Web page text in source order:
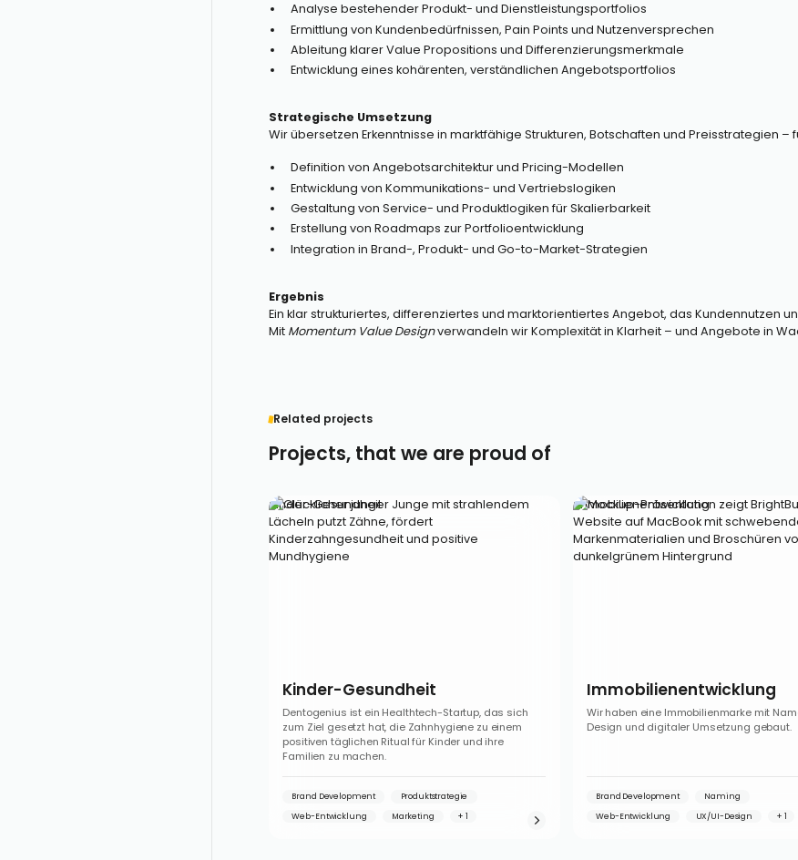
Analyse bestehender Produkt- und Dienstleistungsportfolios
Ermittlung von Kundenbedürfnissen, Pain Points und Nutzenversprechen
Ableitung klarer Value Propositions und Differenzierungsmerkmale
Entwicklung eines kohärenten, verständlichen Angebotsportfolios
Strategische Umsetzung
Wir übersetzen Erkenntnisse in marktfähige Strukturen, Botschaften und Preisstrategien
Definition von Angebotsarchitektur und Pricing-Modellen
Entwicklung von Kommunikations- und Vertriebslogiken
Gestaltung von Service- und Produktlogiken für Skalierbarkeit
Erstellung von Roadmaps zur Portfolioentwicklung
Integration in Brand-, Produkt- und Go-to-Market-Strategien
Ergebnis
Ein klar strukturiertes, differenziertes und marktorientiertes Angebot, das Kundennutzen
Mit Momentum Value Designverwandeln wir Komplexität in Klarheit – und Angebote in
Related projects
Projects, that we are proud of
Kinder-Gesundheit
Kinder-Gesundheit
Dentogenius ist ein Healthtech-Startup, das sich
zum Ziel gesetzt hat, die Zahnhygiene zu einem
positiven täglichen Ritual für Kinder und ihre
Familien zu machen.
Brand Development
Produktstrategie
Web-Entwicklung
Marketing
Immobilienentwicklung
Immobilienentwicklung
Wir haben eine Immobilienmarke mit
Design und digitaler Umsetzung gebaut.
Brand Development
Naming
Web-Entwicklung
UX/UI-Design